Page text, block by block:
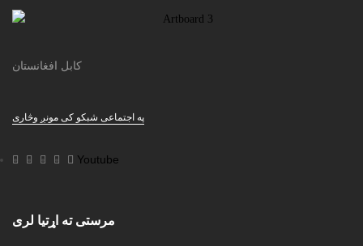
کابل افغانستان
په اجتماعی شبکو کی مونږ وڅاری
Youtube
مرستی ته اړتیا لری